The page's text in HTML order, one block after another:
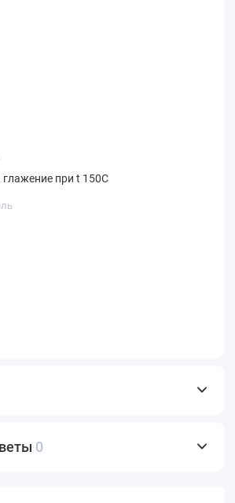
при t 150С
0